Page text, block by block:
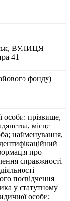
ВУЛИЦЯ
41
фонду)
особи: прізвище,
місце
найменування,
про
справжності
посвідчення
у статутному
особи;